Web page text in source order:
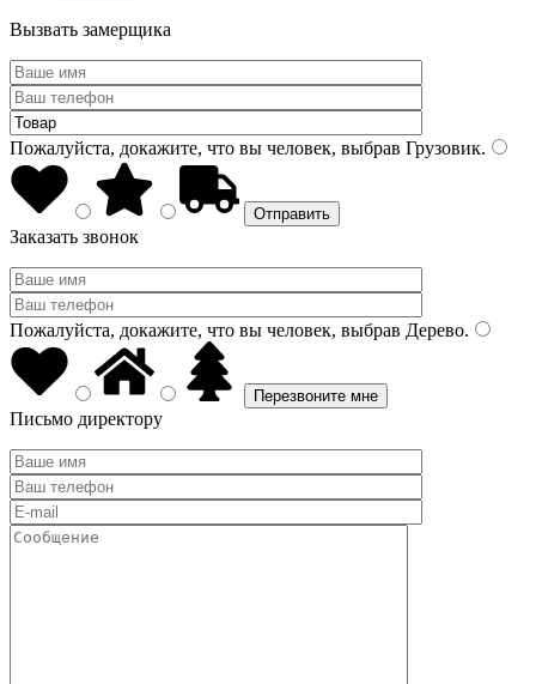
Вызвать замерщика
Пожалуйста, докажите, что вы человек, выбрав Грузовик.
Заказать звонок
Пожалуйста, докажите, что вы человек, выбрав Дерево.
Письмо директору